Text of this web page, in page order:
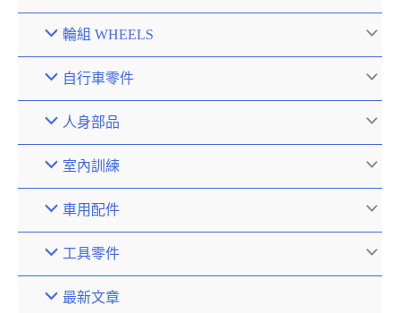
輪組 WHEELS
自行車零件
人身部品
室內訓練
車用配件
工具零件
最新文章